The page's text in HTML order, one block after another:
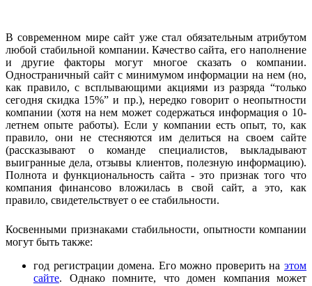
В современном мире сайт уже стал обязательным атрибутом
любой стабильной компании. Качество сайта, его наполнение
и другие факторы могут многое сказать о компании.
Одностраничный сайт с минимумом информации на нем (но,
как правило, с всплывающими акциями из разряда “только
сегодня скидка 15%” и пр.), нередко говорит о неопытности
компании (хотя на нем может содержаться информация о 10-
летнем опыте работы). Если у компании есть опыт, то, как
правило, они не стесняются им делиться на своем сайте
(рассказывают о команде специалистов, выкладывают
выигранные дела, отзывы клиентов, полезную информацию).
Полнота и функциональность сайта - это признак того что
компания финансово вложилась в свой сайт, а это, как
правило, свидетельствует о ее стабильности.
Косвенными признаками стабильности, опытности компании
могут быть также:
год регистрации домена. Его можно проверить на этом
сайте. Однако помните, что домен компания может